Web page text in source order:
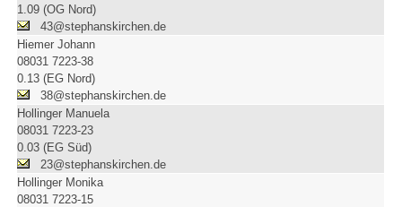
1.09 (OG Nord)
43@stephanskirchen.de
Hiemer Johann
08031 7223-38
0.13 (EG Nord)
38@stephanskirchen.de
Hollinger Manuela
08031 7223-23
0.03 (EG Süd)
23@stephanskirchen.de
Hollinger Monika
08031 7223-15